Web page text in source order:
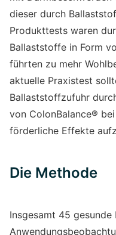
dieser durch
Produkttests waren
Ballaststoffe in Form
führten zu mehr
aktuelle Praxistest
Ballaststoffzufuhr
von ColonBalance®
förderliche Effekte
Die Methode
Insgesamt 45 gesunde